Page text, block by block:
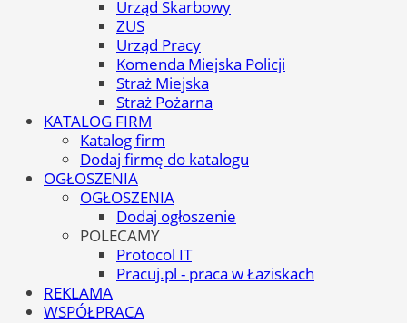
Urząd Skarbowy
ZUS
Urząd Pracy
Komenda Miejska Policji
Straż Miejska
Straż Pożarna
KATALOG FIRM
Katalog firm
Dodaj firmę do katalogu
OGŁOSZENIA
OGŁOSZENIA
Dodaj ogłoszenie
POLECAMY
Protocol IT
Pracuj.pl - praca w Łaziskach
REKLAMA
WSPÓŁPRACA